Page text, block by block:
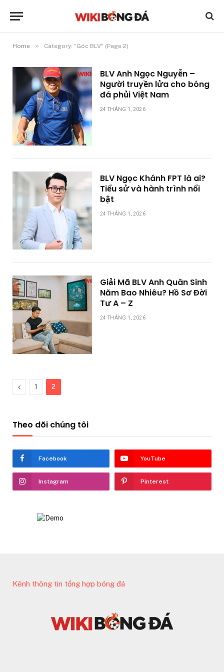
Home » Category: "Góc BLV" (Page 2)
BLV Anh Ngọc Nguyễn –
Người truyền lửa cho bóng
đá phủi Việt Nam
24 THÁNG 1, 2026
BLV Ngọc Khánh FPT là ai?
Tiểu sử và hành trình nổi
bật
24 THÁNG 1, 2026
Giải Mã BLV Anh Quân Sinh
Năm Bao Nhiêu? Hồ Sơ Đời
Tư A – Z
24 THÁNG 1, 2026
Previous
1 2
Theo dõi chúng tôi
Facebook YouTube
Instagram Pinterest
Kênh thông tin tổng hợp bóng đá